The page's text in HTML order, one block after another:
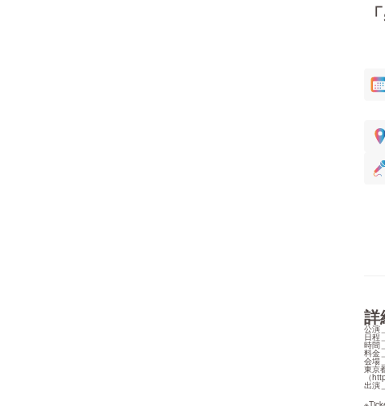
詳
公演
日程
時間
料金
会場
東京
（
出演